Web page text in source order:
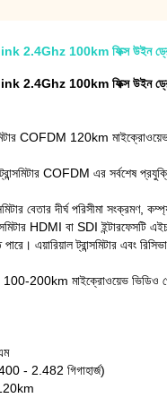
100km ফিক্স উইন ড্রোন
100km ফিক্স উইন ড্রোন
COFDM 120km মাইক্রোওয়েভ
COFDM এর সর্বশেষ
বেতার দীর্ঘ পরিসীমা
HDMI বা SDI
পারে। এয়ারিয়াল ট্রান্সমিটার এবং
100-200km মাইক্রোওয়েভ ভিডিও
- 2.482 গিগাহার্জ)